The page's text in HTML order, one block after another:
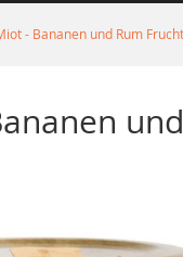
- Bananen und Rum